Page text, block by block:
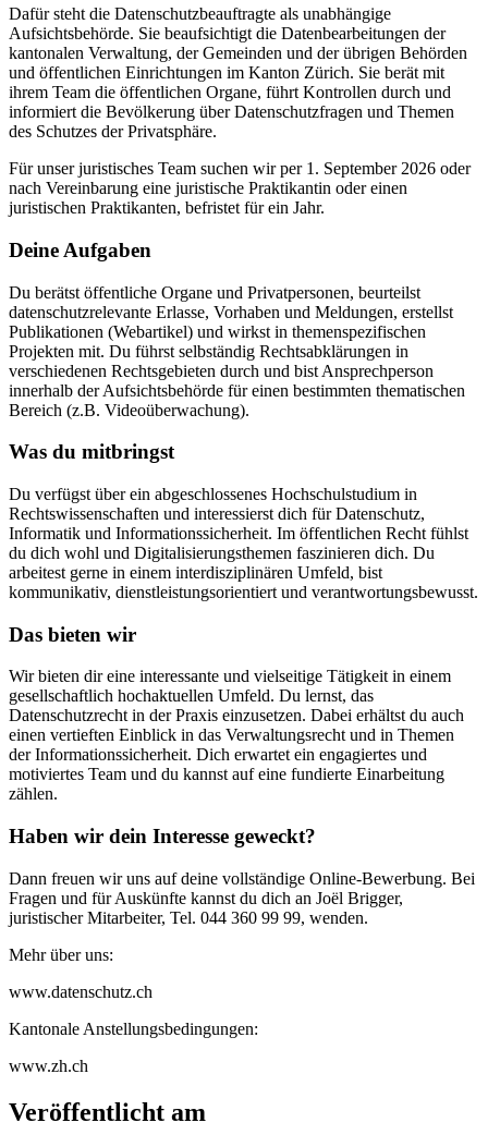
Dafür steht die Datenschutzbeauftragte als unabhängige
Aufsichtsbehörde. Sie beaufsichtigt die Datenbearbeitungen der
kantonalen Verwaltung, der Gemeinden und der übrigen Behörden
und öffentlichen Einrichtungen im Kanton Zürich. Sie berät mit
ihrem Team die öffentlichen Organe, führt Kontrollen durch und
informiert die Bevölkerung über Datenschutzfragen und Themen
des Schutzes der Privatsphäre.
Für unser juristisches Team suchen wir per 1. September 2026 oder
nach Vereinbarung eine juristische Praktikantin oder einen
juristischen Praktikanten, befristet für ein Jahr.
Deine Aufgaben
Du berätst öffentliche Organe und Privatpersonen, beurteilst
datenschutzrelevante Erlasse, Vorhaben und Meldungen, erstellst
Publikationen (Webartikel) und wirkst in themenspezifischen
Projekten mit. Du führst selbständig Rechtsabklärungen in
verschiedenen Rechtsgebieten durch und bist Ansprechperson
innerhalb der Aufsichtsbehörde für einen bestimmten thematischen
Bereich (z.B. Videoüberwachung).
Was du mitbringst
Du verfügst über ein abgeschlossenes Hochschulstudium in
Rechtswissenschaften und interessierst dich für Datenschutz,
Informatik und Informationssicherheit. Im öffentlichen Recht fühlst
du dich wohl und Digitalisierungsthemen faszinieren dich. Du
arbeitest gerne in einem interdisziplinären Umfeld, bist
kommunikativ, dienstleistungsorientiert und verantwortungsbewusst.
Das bieten wir
Wir bieten dir eine interessante und vielseitige Tätigkeit in einem
gesellschaftlich hochaktuellen Umfeld. Du lernst, das
Datenschutzrecht in der Praxis einzusetzen. Dabei erhältst du auch
einen vertieften Einblick in das Verwaltungsrecht und in Themen
der Informationssicherheit. Dich erwartet ein engagiertes und
motiviertes Team und du kannst auf eine fundierte Einarbeitung
zählen.
Haben wir dein Interesse geweckt?
Dann freuen wir uns auf deine vollständige Online-Bewerbung. Bei
Fragen und für Auskünfte kannst du dich an Joël Brigger,
juristischer Mitarbeiter, Tel. 044 360 99 99, wenden.
Mehr über uns:
www.datenschutz.ch
Kantonale Anstellungsbedingungen:
www.zh.ch
Veröffentlicht am